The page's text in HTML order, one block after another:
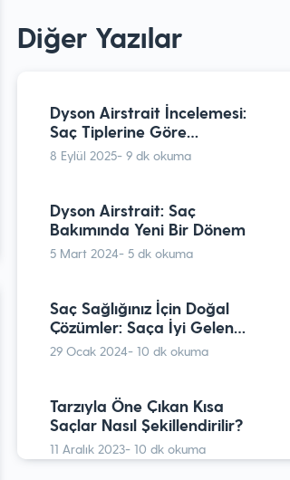
Performans Analizi
8 Eylül 2025- 9 dk okuma
9 Kasım 2023- 10 dk okuma
11 Ekim 2022- 9 dk okuma
En Güzel Modeller
19 Mayıs 2022- 9 dk okuma
Diğer Yazılar
Dyson Airstrait İncelemesi:
Saç Tiplerine Göre
Performans Analizi
8 Eylül 2025- 9 dk okuma
Dyson Airstrait: Saç
Bakımında Yeni Bir Dönem
5 Mart 2024- 5 dk okuma
Saç Sağlığınız İçin Doğal
Çözümler: Saça İyi Gelen
Bakım Yağları
29 Ocak 2024- 10 dk okuma
Tarzıyla Öne Çıkan Kısa
Saçlar Nasıl Şekillendirilir?
11 Aralık 2023- 10 dk okuma